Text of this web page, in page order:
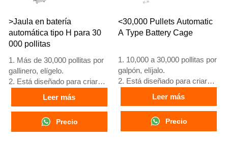
>Jaula en batería
automática tipo H para 30
000 pollitas
1. Más de 30,000 pollitas por
gallinero, elígelo.
2. Está diseñado para criar
pollitas mayores de 1 día
hasta gallinas de 12 a 16
semanas que comienzan a
poner huevos.
3. Su vida útil es de más de
Leer más
Precio
<30,000 Pullets Automatic
A Type Battery Cage
1. 10,000 a 30,000 pollitas por
galpón, elíjalo.
2. Está diseñado para criar
pollitas mayores de 1 día
hasta gallinas de 12 a 16
semanas que comienzan a
poner huevos.
3. Su vida útil es de más de
Leer más
Precio